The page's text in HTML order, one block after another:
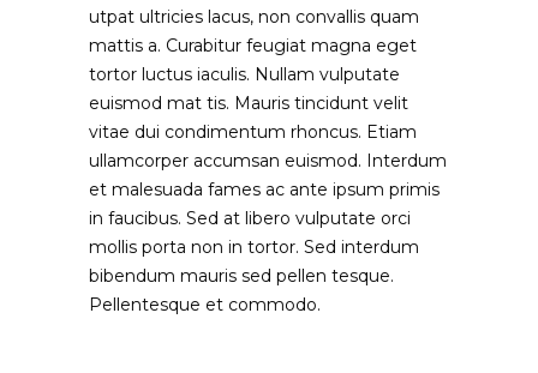
utpat ultricies lacus, non convallis quam
mattis a. Curabitur feugiat magna eget
tortor luctus iaculis. Nullam vulputate
euismod mat tis. Mauris tincidunt velit
vitae dui condimentum rhoncus. Etiam
ullamcorper accumsan euismod. Interdum
et malesuada fames ac ante ipsum primis
in faucibus. Sed at libero vulputate orci
mollis porta non in tortor. Sed interdum
bibendum mauris sed pellen tesque.
Pellentesque et commodo.